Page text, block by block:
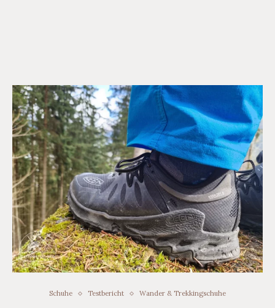
Schuhe Testbericht Wander & Trekkingschuhe